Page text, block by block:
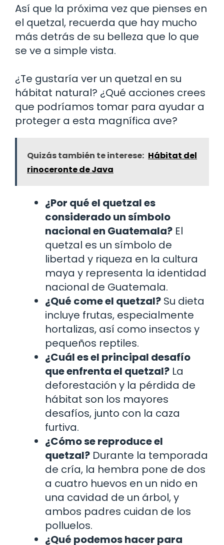
Así que la próxima vez que pienses en
el quetzal, recuerda que hay mucho
más detrás de su belleza que lo que
se ve a simple vista.
¿Te gustaría ver un quetzal en su
hábitat natural? ¿Qué acciones crees
que podríamos tomar para ayudar a
proteger a esta magnífica ave?
Quizás también te interese: Hábitat del
rinoceronte de Java
¿Por qué el quetzal es
considerado un símbolo
nacional en Guatemala? El
quetzal es un símbolo de
libertad y riqueza en la cultura
maya y representa la identidad
nacional de Guatemala.
¿Qué come el quetzal? Su dieta
incluye frutas, especialmente
hortalizas, así como insectos y
pequeños reptiles.
¿Cuál es el principal desafío
que enfrenta el quetzal? La
deforestación y la pérdida de
hábitat son los mayores
desafíos, junto con la caza
furtiva.
¿Cómo se reproduce el
quetzal? Durante la temporada
de cría, la hembra pone de dos
a cuatro huevos en un nido en
una cavidad de un árbol, y
ambos padres cuidan de los
polluelos.
¿Qué podemos hacer para